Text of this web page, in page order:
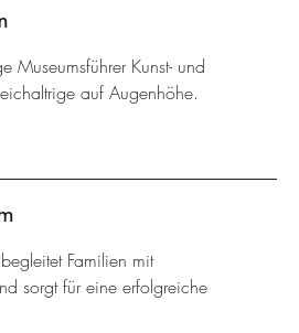
Museumsführer Kunst- und
auf Augenhöhe.
Familien mit
sorgt für eine erfolgreiche